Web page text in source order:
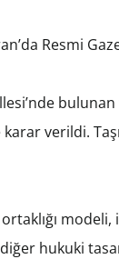
Resmi
karar verildi.
hukuki